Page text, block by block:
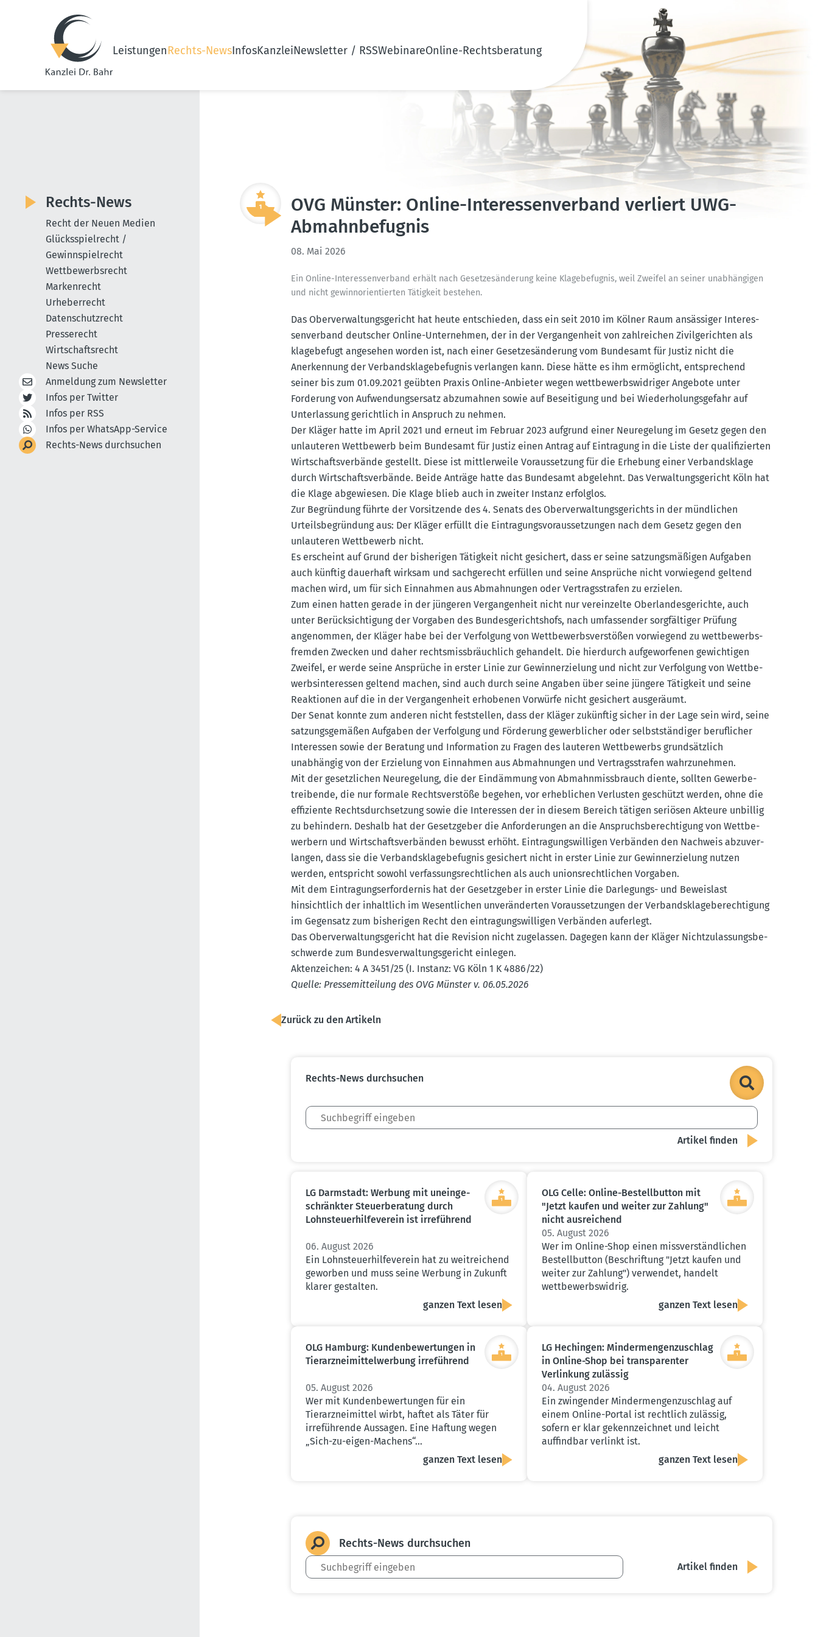
LeistungenRechts-NewsInfosKanzleiNewsletter / RSSWebinareOnline-Rechtsberatung
OVG Münster: Online-In­ter­es­sen­ver­band verliert UWG-
Abmahn­be­fugnis
08. Mai 2026
Ein Online-Inter­es­sen­verband erhält nach Geset­zes­än­derung keine Klage­be­fugnis, weil Zweifel an seiner unabhän­gigen
und nicht gewinn­ori­en­tierten Tätigkeit bestehen.
Das Oberver­wal­tungs­ge­richt hat heute entschieden, dass ein seit 2010 im Kölner Raum ansäs­siger Inter­es­
sen­verband deutscher Online-Unter­nehmen, der in der Vergan­genheit von zahlreichen Zivil­ge­richten als
klage­befugt angesehen worden ist, nach einer Geset­zes­än­derung vom Bundesamt für Justiz nicht die
Anerkennung der Verbands­kla­ge­be­fugnis verlangen kann. Diese hätte es ihm ermög­licht, entspre­chend
seiner bis zum 01.09.2021 geübten Praxis Online-Anbieter wegen wettbe­werbs­wid­riger Angebote unter
Forderung von Aufwen­dungs­ersatz abzumahnen sowie auf Besei­tigung und bei Wieder­ho­lungs­gefahr auf
Unter­lassung gerichtlich in Anspruch zu nehmen.
Der Kläger hatte im April 2021 und erneut im Februar 2023 aufgrund einer Neure­gelung im Gesetz gegen den
unlau­teren Wettbewerb beim Bundesamt für Justiz einen Antrag auf Eintragung in die Liste der quali­fi­zierten
Wirtschafts­ver­bände gestellt. Diese ist mittler­weile Voraus­setzung für die Erhebung einer Verbands­klage
durch Wirtschafts­ver­bände. Beide Anträge hatte das Bundesamt abgelehnt. Das Verwal­tungs­ge­richt Köln hat
die Klage abgewiesen. Die Klage blieb auch in zweiter Instanz erfolglos.
Zur Begründung führte der Vorsit­zende des 4. Senats des Oberver­wal­tungs­ge­richts in der mündlichen
Urteils­be­gründung aus: Der Kläger erfüllt die Eintra­gungs­vor­aus­set­zungen nach dem Gesetz gegen den
unlau­teren Wettbewerb nicht.
Es erscheint auf Grund der bishe­rigen Tätigkeit nicht gesichert, dass er seine satzungs­mä­ßigen Aufgaben
auch künftig dauerhaft wirksam und sachge­recht erfüllen und seine Ansprüche nicht vorwiegend geltend
machen wird, um für sich Einnahmen aus Abmah­nungen oder Vertrags­strafen zu erzielen.
Zum einen hatten gerade in der jüngeren Vergan­genheit nicht nur verein­zelte Oberlan­des­ge­richte, auch
unter Berück­sich­tigung der Vorgaben des Bundes­ge­richtshofs, nach umfas­sender sorgfäl­tiger Prüfung
angenommen, der Kläger habe bei der Verfolgung von Wettbe­werbs­ver­stößen vorwiegend zu wettbe­werbs­
fremden Zwecken und daher rechts­miss­bräuchlich gehandelt. Die hierdurch aufge­wor­fenen gewich­tigen
Zweifel, er werde seine Ansprüche in erster Linie zur Gewinn­erzielung und nicht zur Verfolgung von Wettbe­
werbs­in­ter­essen geltend machen, sind auch durch seine Angaben über seine jüngere Tätigkeit und seine
Reaktionen auf die in der Vergan­genheit erhobenen Vorwürfe nicht gesichert ausge­räumt.
Der Senat konnte zum anderen nicht feststellen, dass der Kläger zukünftig sicher in der Lage sein wird, seine
satzungs­ge­mäßen Aufgaben der Verfolgung und Förderung gewerb­licher oder selbst­stän­diger beruf­licher
Inter­essen sowie der Beratung und Infor­mation zu Fragen des lauteren Wettbe­werbs grund­sätzlich
unabhängig von der Erzielung von Einnahmen aus Abmah­nungen und Vertrags­strafen wahrzu­nehmen.
Mit der gesetz­lichen Neure­gelung, die der Eindämmung von Abmahn­miss­brauch diente, sollten Gewer­be­
trei­bende, die nur formale Rechts­ver­stöße begehen, vor erheb­lichen Verlusten geschützt werden, ohne die
effiziente Rechts­durch­setzung sowie die Inter­essen der in diesem Bereich tätigen seriösen Akteure unbillig
zu behindern. Deshalb hat der Gesetz­geber die Anfor­de­rungen an die Anspruchs­be­rech­tigung von Wettbe­
werbern und Wirtschafts­ver­bänden bewusst erhöht. Eintra­gungs­wil­ligen Verbänden den Nachweis abzuver­
langen, dass sie die Verbands­kla­ge­be­fugnis gesichert nicht in erster Linie zur Gewinn­erzielung nutzen
werden, entspricht sowohl verfas­sungs­recht­lichen als auch unions­recht­lichen Vorgaben.
Mit dem Eintra­gungs­er­for­dernis hat der Gesetz­geber in erster Linie die Darle­gungs- und Beweislast
hinsichtlich der inhaltlich im Wesent­lichen unver­än­derten Voraus­set­zungen der Verbands­kla­ge­be­rech­tigung
im Gegensatz zum bishe­rigen Recht den eintra­gungs­wil­ligen Verbänden auferlegt.
Das Oberver­wal­tungs­ge­richt hat die Revision nicht zugelassen. Dagegen kann der Kläger Nicht­zu­las­sungs­be­
schwerde zum Bundes­ver­wal­tungs­ge­richt einlegen.
Akten­zeichen: 4 A 3451/25 (I. Instanz: VG Köln 1 K 4886/22)
Quelle: Presse­mit­teilung des OVG Münster v. 06.05.2026
Zurück zu den Artikeln
Rechts-News durch­suchen
LG Darmstadt: Werbung mit unein­ge­
schränkter Steuer­be­ratung durch
Lohnsteu­er­hil­fe­verein ist irreführend
06. August 2026
Ein Lohnsteuerhilfeverein hat zu weitreichend
geworben und muss seine Werbung in Zukunft
klarer gestalten.
ganzen Text lesen
OLG Celle: Online-Bestell­button mit
"Jetzt kaufen und weiter zur Zahlung"
nicht ausrei­chend
05. August 2026
Wer im Online-Shop einen missverständlichen
Bestellbutton (Beschriftung "Jetzt kaufen und
weiter zur Zahlung") verwendet, handelt
wettbewerbswidrig.
ganzen Text lesen
OLG Hamburg: Kunden­be­wer­tungen in
Tierarz­nei­mit­tel­werbung irreführend
05. August 2026
Wer mit Kundenbewertungen für ein
Tierarzneimittel wirbt, haftet als Täter für
irreführende Aussagen. Eine Haftung wegen
„Sich-zu-eigen-Machens“…
ganzen Text lesen
LG Hechingen: Minder­men­gen­zu­schlag
in Online-Shop bei trans­pa­renter
Verlinkung zulässig
04. August 2026
Ein zwingender Mindermengenzuschlag auf
einem Online-Portal ist rechtlich zulässig,
sofern er klar gekennzeichnet und leicht
auffindbar verlinkt ist.
ganzen Text lesen
Rechts-News durch­suchen
Rechts-News
Recht der Neuen Medien
Glücksspielrecht /
Gewinnspielrecht
Wettbewerbsrecht
Markenrecht
Urheberrecht
Datenschutzrecht
Presserecht
Wirtschaftsrecht
News Suche
Anmeldung zum Newsletter
Infos per Twitter
Infos per RSS
Infos per WhatsApp-Service
Rechts-News durchsuchen